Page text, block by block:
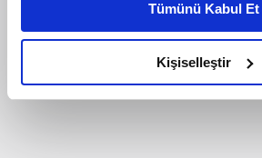
daha iyi reklam deneyimi yaşatabiliriz.
amacımızın size daha iyi bir reklam
olduğunu ve sizlere en iyi içerikleri
elimizden gelen çabayı gösterdiğimizi
reklamların maliyetlerimizi
Tümünü Kabul Et
Kişiselleştir